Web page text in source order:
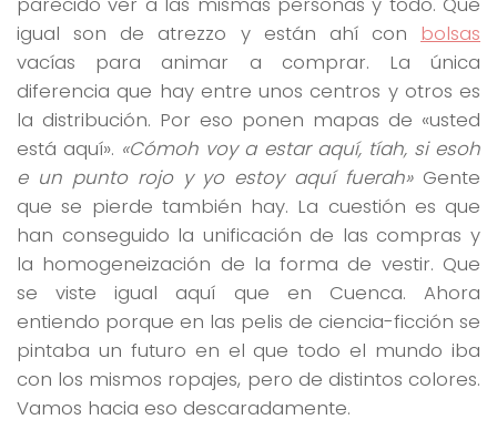
igual son de atrezzo y están ahí con bolsas
vacías para animar a comprar. La única
diferencia que hay entre unos centros y otros es
la distribución. Por eso ponen mapas de «usted
está aquí». «Cómoh voy a estar aquí, tíah, si esoh
e un punto rojo y yo estoy aquí fuerah»Gente
que se pierde también hay. La cuestión es que
han conseguido la unificación de las compras y
la homogeneización de la forma de vestir. Que
se viste igual aquí que en Cuenca. Ahora
entiendo porque en las pelis de ciencia-ficción se
pintaba un futuro en el que todo el mundo iba
con los mismos ropajes, pero de distintos colores.
Vamos hacia eso descaradamente.